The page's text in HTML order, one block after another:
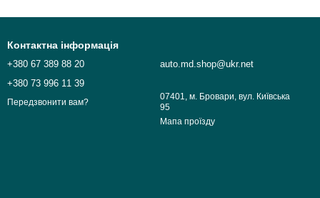
Контактна інформація
+380 67 389 88 20
+380 73 996 11 39
Передзвонити вам?
auto.md.shop@ukr.net
07401, м. Бровари, вул. Київська
95
Мапа проїзду